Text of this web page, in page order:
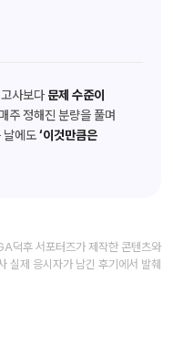
사보다 문제 수준이
매주 정해진 분량을 풀며
날에도‘이것만큼은
덕후 서포터즈가 제작한 콘텐츠와
실제 응시자가 남긴 후기에서 발췌